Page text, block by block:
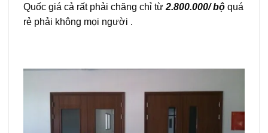
Quốc giá cả rất phải chăng chỉ từ 2.800.000/ bộ quá
rẻ phải không mọi người .